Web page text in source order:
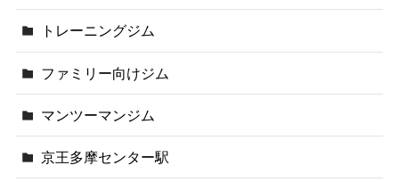
トレーニングジム
ファミリー向けジム
マンツーマンジム
京王多摩センター駅